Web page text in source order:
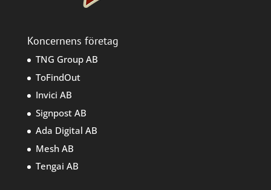
Koncernens företag
TNG Group AB
ToFindOut
Invici AB
Signpost AB
Ada Digital AB
Mesh AB
Tengai AB